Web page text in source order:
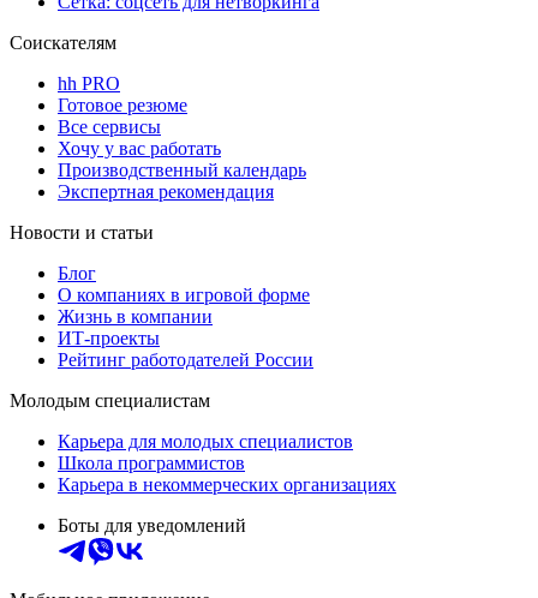
Соискателям
hh PRO
Готовое резюме
Все сервисы
Хочу у вас работать
Производственный календарь
Экспертная рекомендация
Новости и статьи
Блог
О компаниях в игровой форме
Жизнь в компании
ИТ-проекты
Рейтинг работодателей России
Молодым специалистам
Карьера для молодых специалистов
Школа программистов
Карьера в некоммерческих организациях
Боты для уведомлений